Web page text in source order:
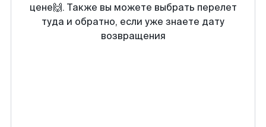
цене🙌. Также вы можете выбрать перелет
туда и обратно, если уже знаете дату
возвращения